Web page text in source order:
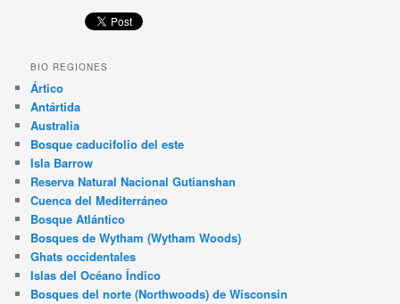
BIO REGIONES
Ártico
Antártida
Australia
Bosque caducifolio del este
Isla Barrow
Reserva Natural Nacional Gutianshan
Cuenca del Mediterráneo
Bosque Atlántico
Bosques de Wytham (Wytham Woods)
Ghats occidentales
Islas del Océano Índico
Bosques del norte (Northwoods) de Wisconsin